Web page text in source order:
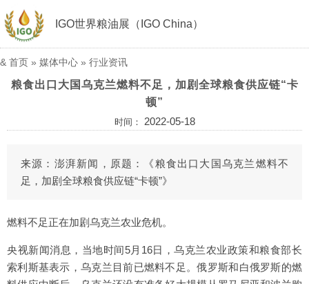
IGO世界粮油展（IGO China）
& 首页 » 媒体中心 » 行业资讯
粮食出口大国乌克兰燃料不足，加剧全球粮食供应链“卡
顿”
时间： 2022-05-18
来源：澎湃新闻，原题：《粮食出口大国乌克兰燃料不
足，加剧全球粮食供应链“卡顿”》
燃料不足正在加剧乌克兰农业危机。
央视新闻消息，当地时间5月16日，乌克兰农业政策和粮食部长
索利斯基表示，乌克兰目前已燃料不足。俄罗斯和白俄罗斯的燃